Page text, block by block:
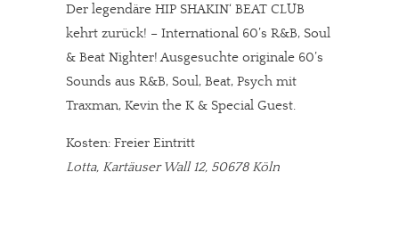
Der legendäre HIP SHAKIN‘ BEAT CLUB
kehrt zurück! – International 60’s R&B, Soul
& Beat Nighter! Ausgesuchte originale 60’s
Sounds aus R&B, Soul, Beat, Psych mit
Traxman, Kevin the K & Special Guest.
Kosten: Freier Eintritt
Lotta, Kartäuser Wall 12, 50678 Köln